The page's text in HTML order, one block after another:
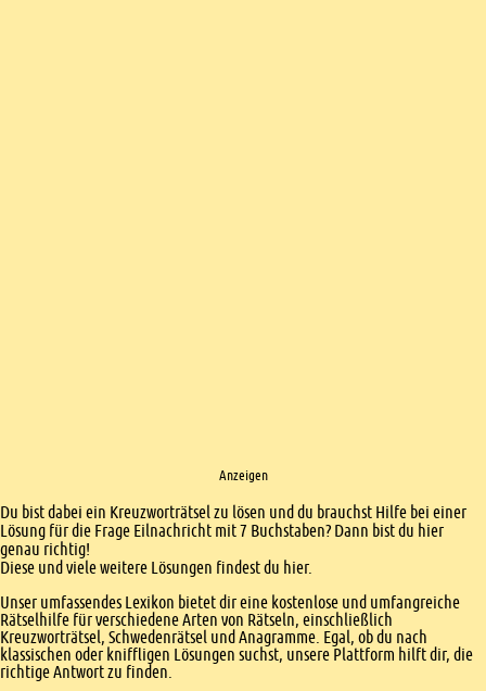
Anzeigen
Einleitung
Du bist dabei ein Kreuzworträtsel zu lösen und du brauchst Hilfe bei einer
Lösung für die Frage Eilnachricht mit 7 Buchstaben? Dann bist du hier
genau richtig!
Diese und viele weitere Lösungen findest du hier.
Unser umfassendes Lexikon bietet dir eine kostenlose und umfangreiche
Rätselhilfe für verschiedene Arten von Rätseln, einschließlich
Kreuzworträtsel, Schwedenrätsel und Anagramme. Egal, ob du nach
klassischen oder kniffligen Lösungen suchst, unsere Plattform hilft dir, die
richtige Antwort zu finden.